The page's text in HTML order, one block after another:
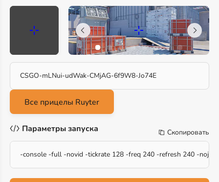
CSGO-mLNui-udWak-CMjAG-6f9W8-Jo74E
Параметры запуска Скопировать
-console -full -novid -tickrate 128 -freq 240 -refresh 240 -nojoy